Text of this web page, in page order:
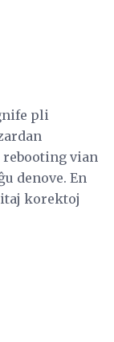
pli
vian
denove. En
korektoj